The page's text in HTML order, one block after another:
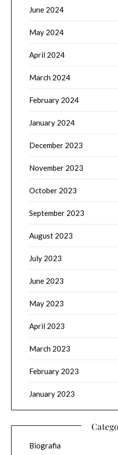
June 2024
May 2024
April 2024
March 2024
February 2024
January 2024
December 2023
November 2023
October 2023
September 2023
August 2023
July 2023
June 2023
May 2023
April 2023
March 2023
February 2023
January 2023
Biografia